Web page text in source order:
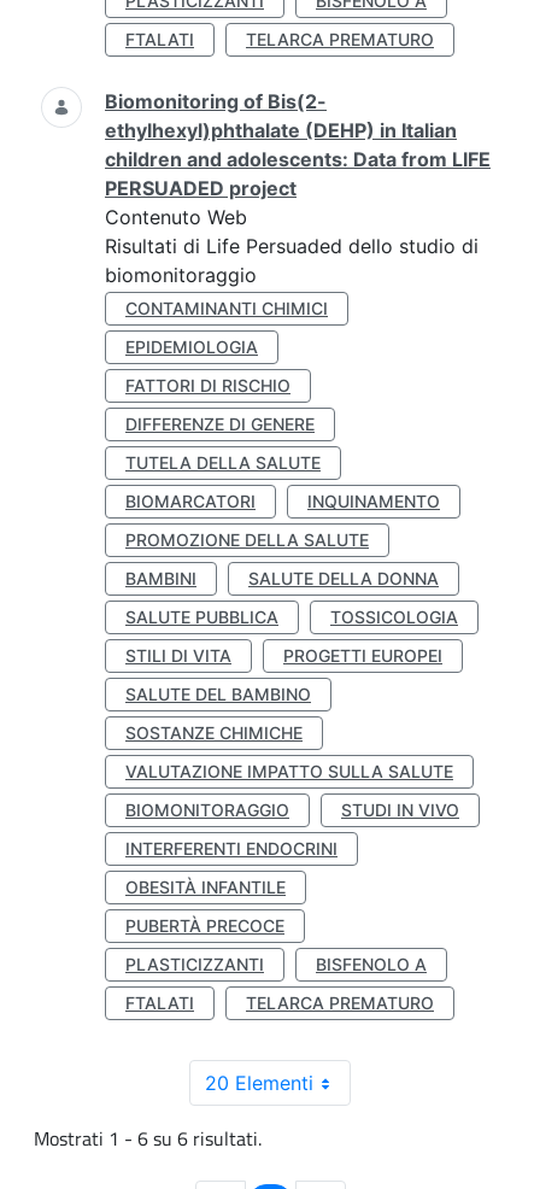
FTALATI
TELARCA PREMATURO
Biomonitoring of Bis(2-
ethylhexyl)phthalate (DEHP) in Italian
children and adolescents: Data from LIFE
PERSUADED project
Contenuto Web
Risultati di Life Persuaded dello studio di
biomonitoraggio
CONTAMINANTI CHIMICI
EPIDEMIOLOGIA
FATTORI DI RISCHIO
DIFFERENZE DI GENERE
TUTELA DELLA SALUTE
BIOMARCATORI
INQUINAMENTO
PROMOZIONE DELLA SALUTE
BAMBINI
SALUTE DELLA DONNA
SALUTE PUBBLICA
TOSSICOLOGIA
STILI DI VITA
PROGETTI EUROPEI
SALUTE DEL BAMBINO
SOSTANZE CHIMICHE
VALUTAZIONE IMPATTO SULLA SALUTE
BIOMONITORAGGIO
STUDI IN VIVO
INTERFERENTI ENDOCRINI
OBESITÀ INFANTILE
PUBERTÀ PRECOCE
PLASTICIZZANTI
BISFENOLO A
FTALATI
TELARCA PREMATURO
20 Elementi
Mostrati 1 - 6 su 6 risultati.